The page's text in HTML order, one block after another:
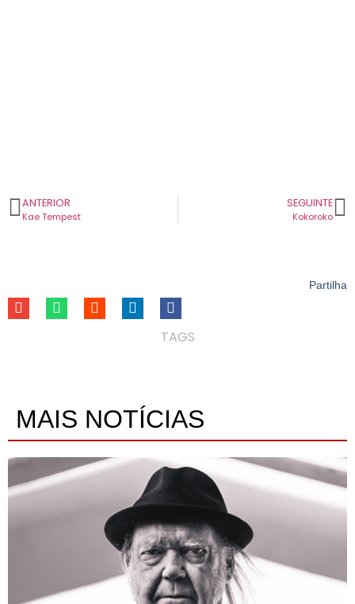
ANTERIOR
Kae Tempest
SEGUINTE
Kokoroko
Partilha
TAGS
MAIS NOTÍCIAS